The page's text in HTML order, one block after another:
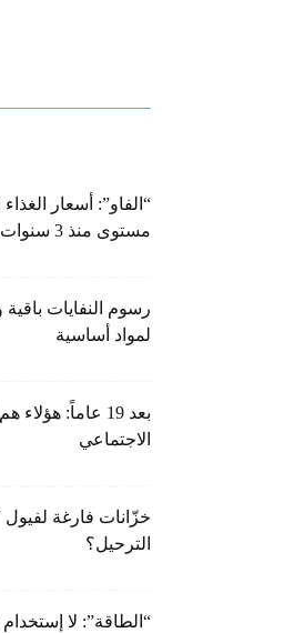
“الفاو”: أسعار
مستوى منذ 3 سنوات
رسوم النفايات
لمواد أساسية
بعد 19 عاماً:
الاجتماعي
خزّانات فارغة
الترحيل؟
“الطاقة”: لا